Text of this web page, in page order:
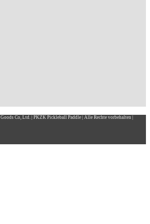
Co, Ltd. | PKZK Pickleball Paddle | Alle Rechte vorbehalten |